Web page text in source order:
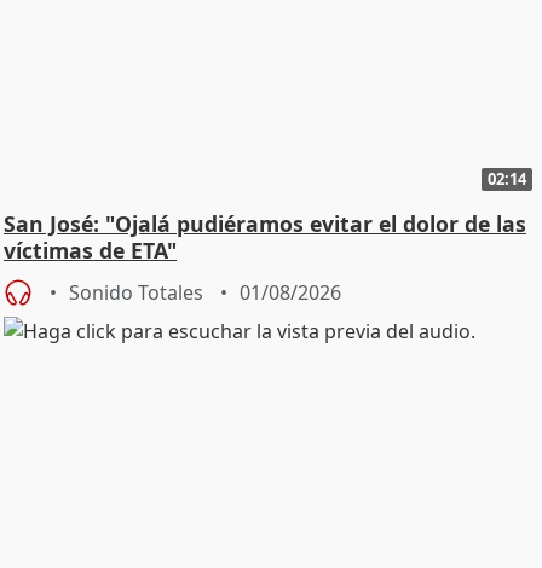
02:14
San José: "Ojalá pudiéramos evitar el dolor de las
víctimas de ETA"
Sonido Totales 01/08/2026